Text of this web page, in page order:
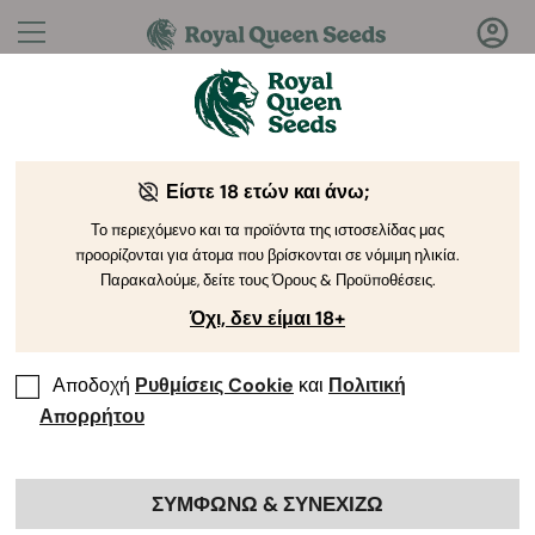
Ερωτήσεις;Απαντήσεις!
Καλώς ήρθατε στο Royal Queen Seeds Help Center
Help Center > προϊοντα και
καλλιεργεια > Yενετική
Είστε 18 ετών και άνω;
Το περιεχόμενο και τα προϊόντα της ιστοσελίδας μας
προορίζονται για άτομα που βρίσκονται σε νόμιμη ηλικία.
Παρακαλούμε, δείτε τους Όρους & Προϋποθέσεις.
Όχι, δεν είμαι 18+
Αποδοχή Ρυθμίσεις Cookie και Πολιτική
Απορρήτου
ΣΥΜΦΩΝΩ & ΣΥΝΕΧΙΖΩ